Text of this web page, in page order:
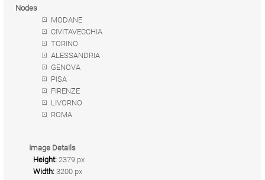
Nodes
MODANE
CIVITAVECCHIA
TORINO
ALESSANDRIA
GENOVA
PISA
FIRENZE
LIVORNO
ROMA
Image Details
Height: 2379 px
Width: 3200 px